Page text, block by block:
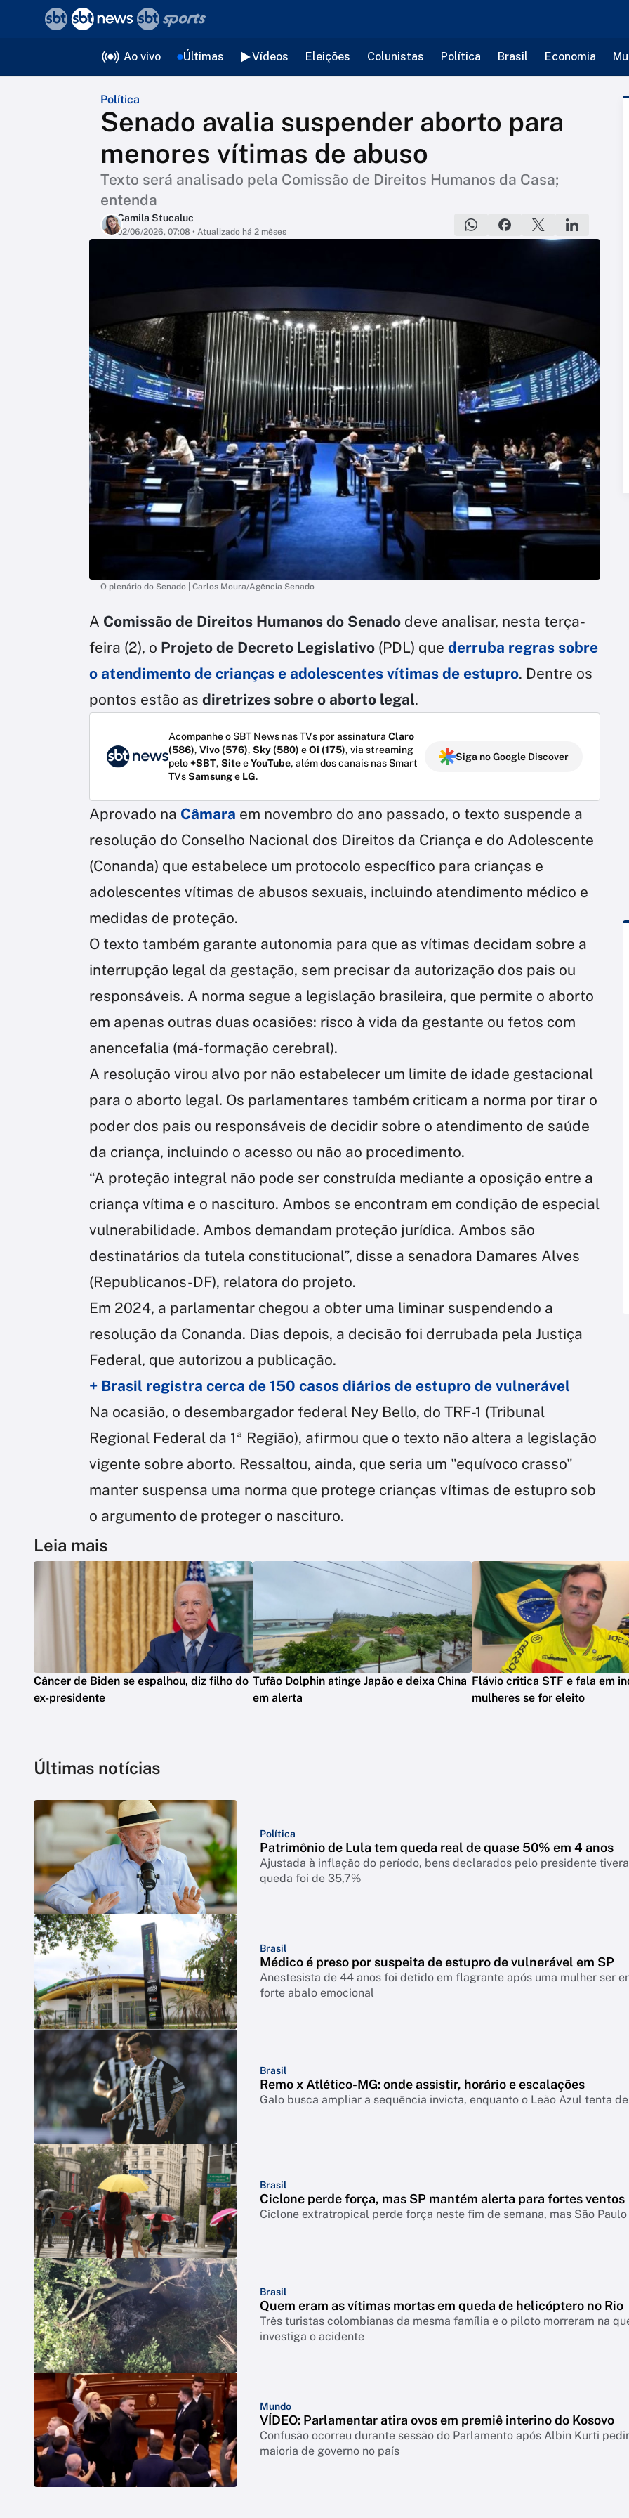
Ao vivo Últimas Vídeos Eleições Colunistas Política Brasil Economia
Política
Senado avalia suspender aborto para
menores vítimas de abuso
Texto será analisado pela Comissão de Direitos Humanos da Casa;
entenda
Camila Stucaluc
02/06/2026, 07:08 • Atualizado há 2 mêses
O plenário do Senado | Carlos Moura/Agência Senado
A Comissão de Direitos Humanos do Senado deve analisar, nesta terça-
feira (2), o Projeto de Decreto Legislativo (PDL) que derruba regras sobre
o atendimento de crianças e adolescentes vítimas de estupro. Dentre os
pontos estão as diretrizes sobre o aborto legal.
Acompanhe o SBT News nas TVs por assinatura Claro
(586), Vivo (576), Sky (580) eOi (175), via streaming
pelo+SBT, SiteeYouTube, além dos canais nas Smart
TVsSamsunge LG.
Siga no Google Discover
Aprovado na Câmara em novembro do ano passado, o texto suspende a
resolução do Conselho Nacional dos Direitos da Criança e do Adolescente
(Conanda) que estabelece um protocolo específico para crianças e
adolescentes vítimas de abusos sexuais, incluindo atendimento médico e
medidas de proteção.
O texto também garante autonomia para que as vítimas decidam sobre a
interrupção legal da gestação, sem precisar da autorização dos pais ou
responsáveis. A norma segue a legislação brasileira, que permite o aborto
em apenas outras duas ocasiões: risco à vida da gestante ou fetos com
anencefalia (má-formação cerebral).
A resolução virou alvo por não estabelecer um limite de idade gestacional
para o aborto legal. Os parlamentares também criticam a norma por tirar o
poder dos pais ou responsáveis de decidir sobre o atendimento de saúde
da criança, incluindo o acesso ou não ao procedimento.
“A proteção integral não pode ser construída mediante a oposição entre a
criança vítima e o nascituro. Ambos se encontram em condição de especial
vulnerabilidade. Ambos demandam proteção jurídica. Ambos são
destinatários da tutela constitucional”, disse a senadora Damares Alves
(Republicanos-DF), relatora do projeto.
Em 2024, a parlamentar chegou a obter uma liminar suspendendo a
resolução da Conanda. Dias depois, a decisão foi derrubada pela Justiça
Federal, que autorizou a publicação.
+ Brasil registra cerca de 150 casos diários de estupro de vulnerável
Na ocasião, o desembargador federal Ney Bello, do TRF-1 (Tribunal
Regional Federal da 1ª Região), afirmou que o texto não altera a legislação
vigente sobre aborto. Ressaltou, ainda, que seria um "equívoco crasso"
manter suspensa uma norma que protege crianças vítimas de estupro sob
o argumento de proteger o nascituro.
Leia mais
Câncer de Biden se espalhou, diz filho do
ex-presidente
Tufão Dolphin atinge Japão e deixa China
em alerta
Flávio critica STF e fala em
mulheres se for eleito
Últimas notícias
Política
Patrimônio de Lula tem queda real de quase 50% em 4 anos
Ajustada à inflação do período, bens declarados pelo presidente
queda foi de 35,7%
Brasil
Médico é preso por suspeita de estupro de vulnerável em SP
Anestesista de 44 anos foi detido em flagrante após uma mulher ser
forte abalo emocional
Brasil
Remo x Atlético-MG: onde assistir, horário e escalações
Galo busca ampliar a sequência invicta, enquanto o Leão Azul tenta
Brasil
Ciclone perde força, mas SP mantém alerta para fortes ventos
Ciclone extratropical perde força neste fim de semana, mas São
Brasil
Quem eram as vítimas mortas em queda de helicóptero no Rio
Três turistas colombianas da mesma família e o piloto morreram na
investiga o acidente
Mundo
VÍDEO: Parlamentar atira ovos em premiê interino do Kosovo
Confusão ocorreu durante sessão do Parlamento após Albin Kurti
maioria de governo no país
voltar
Editorias